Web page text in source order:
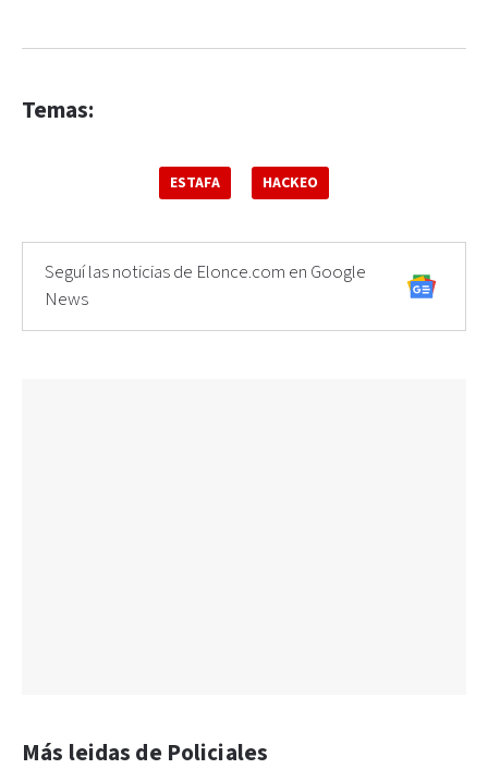
Temas:
ESTAFA HACKEO
Seguí las noticias de Elonce.com en Google
News
Más leidas de Policiales